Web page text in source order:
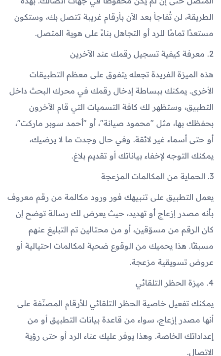
الطريقة، لن تُفاجأ بعد الآن بأرقام غريبة تتصل بك، وستكون
مستعدًا تمامًا للرد أو التجاهل بناءً على هوية المتصل.
2. معرفة كيفية تسجيل رقمك عند الآخرين
هذه الميزة الفريدة تجعله يتفوق على معظم التطبيقات
الأخرى. يمكنك ببساطة إدخال رقمك في محرك البحث داخل
التطبيق، وستظهر لك كافة التسميات التي قام الآخرون
بحفظك بها، مثل "محمود صيانة"، أو "أحمد سوبر ماركت"،
أو حتى أسماء غير لائقة. وفي حال وجدت ما لا يرضيك،
يمكنك التوجه لإخفاء بياناتك أو تقديم بلاغ.
3. الحماية من المكالمات المزعجة
يعمل التطبيق على تنبيهك فور ورود مكالمة من رقم معروف
بأنه مصدر إزعاج أو تهديد، حيث يعرض لك رسالة توضح إن
كان الرقم من مسوّقين، أو من محتالين تم التبليغ عنهم
مسبقًا. هذا يحميك من الوقوع ضحية لمكالمات احتيالية أو
عروض تسويقية مزعجة.
4. ميزة الحظر التلقائي
يمكنك تفعيل خاصية الحظر التلقائي للأرقام المصنّفة على
أنها مصدر إزعاج، سواء من قاعدة بيانات التطبيق أو من
إعداداتك الخاصة. وهذا يوفر عليك عناء الرد أو حتى رؤية
الاتصال.